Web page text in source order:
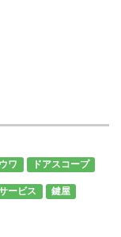
ワ ドアスコープ
ービス 鍵屋